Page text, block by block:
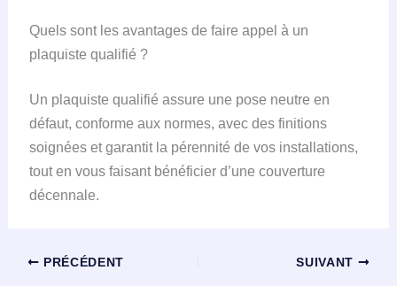
Quels sont les avantages de faire appel à un
plaquiste qualifié ?
Un plaquiste qualifié assure une pose neutre en
défaut, conforme aux normes, avec des finitions
soignées et garantit la pérennité de vos installations,
tout en vous faisant bénéficier d’une couverture
décennale.
PRÉCÉDENT SUIVANT